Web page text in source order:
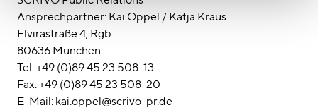
Ansprechpartner: Kai Oppel / Katja Kraus
Elvirastraße 4, Rgb.
80636 München
Tel: +49 (0)89 45 23 508-13
Fax: +49 (0)89 45 23 508-20
E-Mail: kai.oppel@scrivo-pr.de